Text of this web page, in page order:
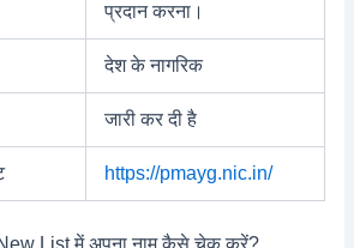
प्रदान करना।
देश के नागरिक
जारी कर दी है
https://pmayg.nic.in/
List में अपना नाम कैसे चेक करें?